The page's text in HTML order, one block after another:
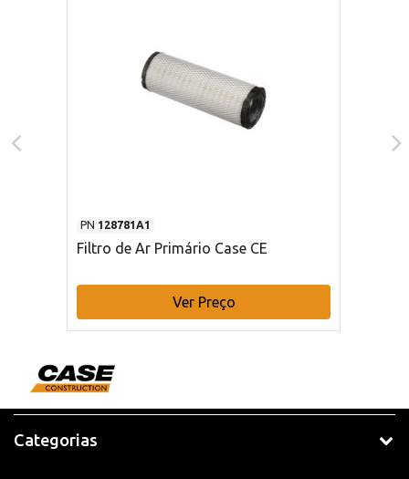
PN 128781A1
Filtro de Ar Primário Case CE
Ver Preço
Categorias